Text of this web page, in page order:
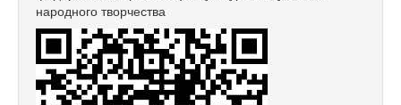
народного творчества